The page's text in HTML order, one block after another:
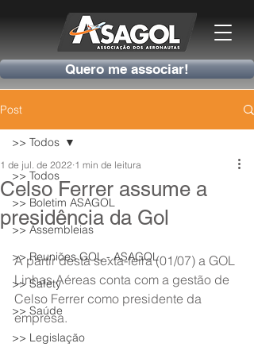
Quero me associar!
Post
>> Todos
>> Boletim ASAGOL
>> Assembleias
>> Reuniões GOL - ASAGOL
>> Safety
>> Saúde
>> Legislação
>> Todos
Celso Ferrer assume a
presidência da Gol
1 de jul. de 2022 1 min de leitura
A partir desta sexta-feira (01/07) a GOL
Linhas Aéreas conta com a gestão de
Celso Ferrer como presidente da
empresa.